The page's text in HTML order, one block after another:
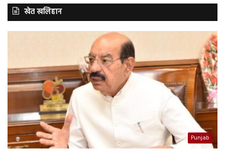
खेत खलिहान
Punjab